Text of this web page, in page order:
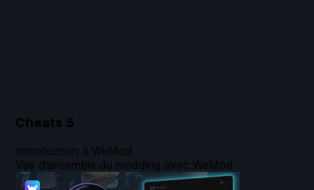
Cheats 5
Introduction à WeMod
Vue d’ensemble du modding avec WeMod